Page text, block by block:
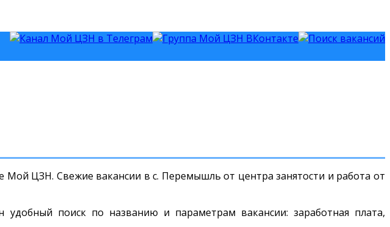
Мой ЦЗН. Свежие вакансии в с. Перемышль от центра занятости и работа от
удобный поиск по названию и параметрам вакансии: заработная плата,